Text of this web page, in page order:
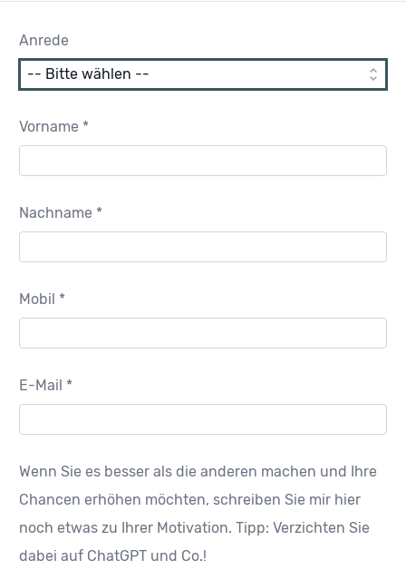
Anrede
Vorname *
Nachname *
Mobil *
E-Mail *
Wenn Sie es besser als die anderen machen und Ihre
Chancen erhöhen möchten, schreiben Sie mir hier
noch etwas zu Ihrer Motivation. Tipp: Verzichten Sie
dabei auf ChatGPT und Co.!